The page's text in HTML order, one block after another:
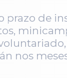
prazo de
nos